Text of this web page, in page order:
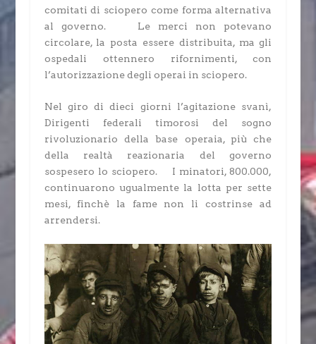
comitati di sciopero come forma alternativa
al governo. Le merci non potevano
circolare, la posta essere distribuita, ma gli
ospedali ottennero rifornimenti, con
l’autorizzazione degli operai in sciopero.
Nel giro di dieci giorni l’agitazione svanì,
Dirigenti federali timorosi del sogno
rivoluzionario della base operaia, più che
della realtà reazionaria del governo
sospesero lo sciopero. I minatori, 800.000,
continuarono ugualmente la lotta per sette
mesi, finchè la fame non li costrinse ad
arrendersi.